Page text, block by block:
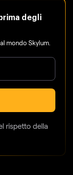
degli
mondo Skylum.
rispetto della